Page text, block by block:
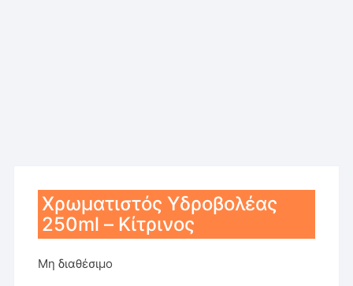
Χρωματιστός Υδροβολέας
250ml – Κίτρινος
Μη διαθέσιμο